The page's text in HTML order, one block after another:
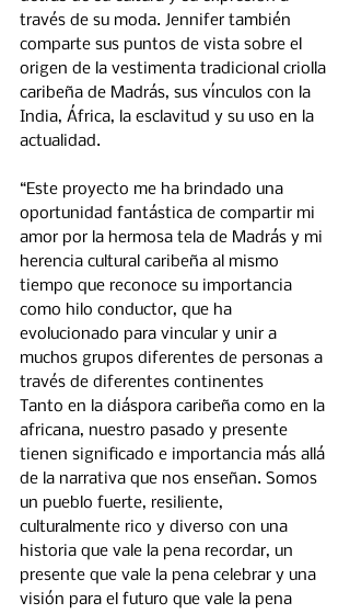
través de su moda. Jennifer también
comparte sus puntos de vista sobre el
origen de la vestimenta tradicional criolla
caribeña de Madrás, sus vínculos con la
India, África, la esclavitud y su uso en la
actualidad.
“Este proyecto me ha brindado una
oportunidad fantástica de compartir mi
amor por la hermosa tela de Madrás y mi
herencia cultural caribeña al mismo
tiempo que reconoce su importancia
como hilo conductor, que ha
evolucionado para vincular y unir a
muchos grupos diferentes de personas a
través de diferentes continentes
Tanto en la diáspora caribeña como en la
africana, nuestro pasado y presente
tienen significado e importancia más allá
de la narrativa que nos enseñan. Somos
un pueblo fuerte, resiliente,
culturalmente rico y diverso con una
historia que vale la pena recordar, un
presente que vale la pena celebrar y una
visión para el futuro que vale la pena